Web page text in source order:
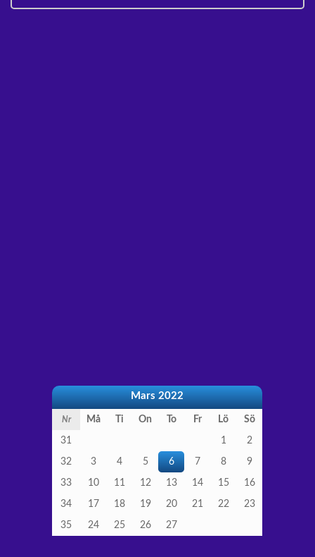
Mars 2022
Nr Må Ti On To Fr Lö Sö
31 1 2
32 3 4 5 6 7 8 9
33 10 11 12 13 14 15 16
34 17 18 19 20 21 22 23
35 24 25 26 27